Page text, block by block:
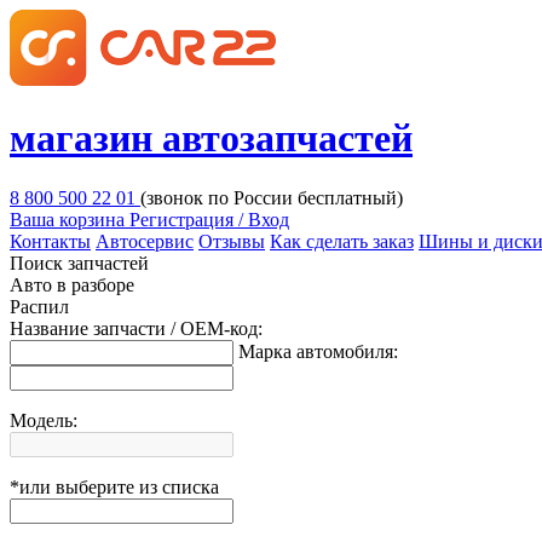
магазин автозапчастей
8 800 500 22 01 (звонок по России бесплатный)
Ваша корзина Регистрация / Вход
Контакты Автосервис Отзывы Как сделать заказ Шины и диски
Поиск запчастей
Авто в разборе
Распил
Название запчасти / OEM-код:
Марка автомобиля:
Модель:
*или выберите из списка